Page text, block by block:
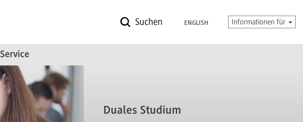
Suchen ENGLISH Informationen für
Service
Duales Studium